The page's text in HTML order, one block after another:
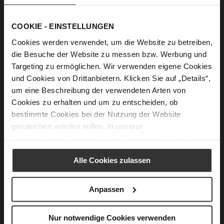
COOKIE - EINSTELLUNGEN
Cookies werden verwendet, um die Website zu betreiben,
die Besuche der Website zu messen bzw. Werbung und
Targeting zu ermöglichen. Wir verwenden eigene Cookies
und Cookies von Drittanbietern. Klicken Sie auf „Details“,
um eine Beschreibung der verwendeten Arten von
Cookies zu erhalten und um zu entscheiden, ob
bestimmte Cookies bei der Nutzung der Website
gespeichert werden sollen. In unserer
Alle Cookies zulassen
Anpassen
Nur notwendige Cookies verwenden
Forgot Your Password?
New Customers
Creating an account has many benefits: check out faster, keep
more than one address, track orders and more.
Create an Account
CUSTOMER SERVICE